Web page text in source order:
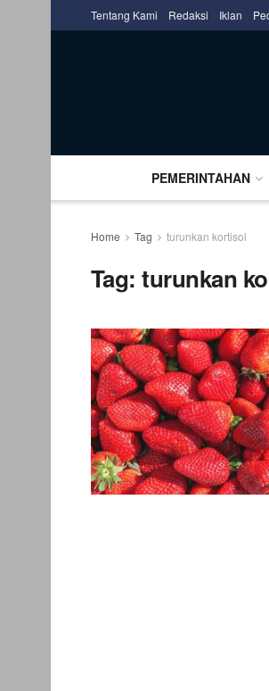
Tentang Kami Redaksi Iklan
PEMERINTAHAN
Home Tag turunkan kortisol
Tag:turunkan